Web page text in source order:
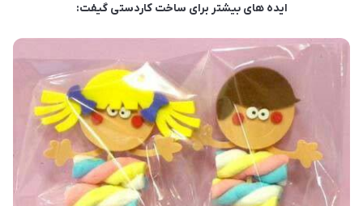
ایده های بیشتر برای ساخت کاردستی گیفت: